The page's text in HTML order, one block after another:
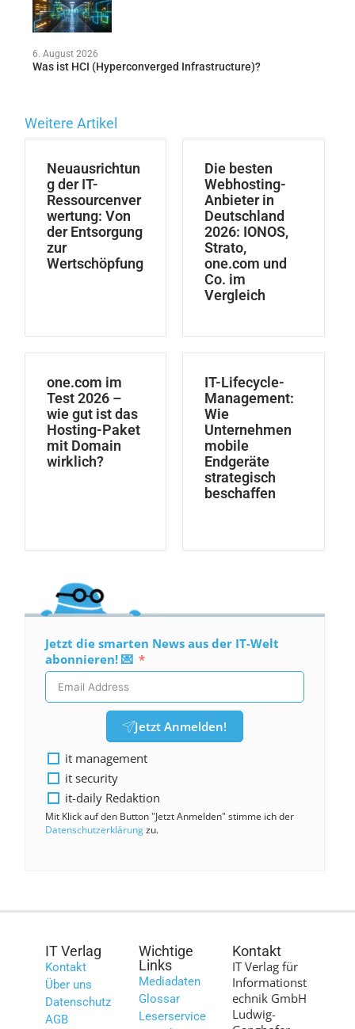
6. August 2026
Was ist HCI (Hyperconverged Infrastructure)?
Weitere Artikel
Neuausrichtun
g der IT-
Ressourcenver
wertung: Von
der Entsorgung
zur
Wertschöpfung
Die besten
Webhosting-
Anbieter in
Deutschland
2026: IONOS,
Strato,
one.com und
Co. im
Vergleich
one.com im
Test 2026 –
wie gut ist das
Hosting-Paket
mit Domain
wirklich?
IT-Lifecycle-
Management:
Wie
Unternehmen
mobile
Endgeräte
strategisch
beschaffen
Jetzt die smarten News aus der IT-Welt
abonnieren! 💌
Jetzt Anmelden!
it management
it security
it-daily Redaktion
Mit Klick auf den Button "Jetzt Anmelden" stimme ich der
Datenschutzerklärungzu.
IT Verlag
Kontakt
Über uns
Datenschutz
AGB
Wichtige
Links
Mediadaten
Glossar
Leserservice
Kontakt
IT Verlag für
Informationst
echnik GmbH
Ludwig-